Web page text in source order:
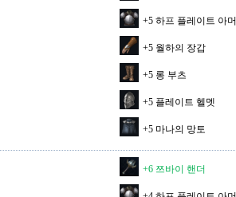
+5 하프 플레이트 아머
+5 월하의 장갑
+5 롱 부츠
+5 플레이트 헬멧
+5 마나의 망토
+6 쯔바이 핸더